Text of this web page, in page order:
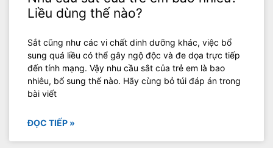
Liều dùng thế nào?
Sắt cũng như các vi chất dinh dưỡng khác, việc bổ
sung quá liều có thể gây ngộ độc và đe dọa trực tiếp
đến tính mạng. Vậy nhu cầu sắt của trẻ em là bao
nhiêu, bổ sung thế nào. Hãy cùng bỏ túi đáp án trong
bài viết
ĐỌC TIẾP »